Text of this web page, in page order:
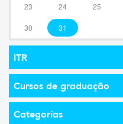
23 24 25
30 31
ITR
Cursos de graduação
Categorías